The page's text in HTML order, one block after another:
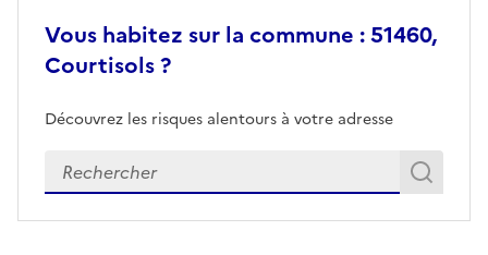
Vous habitez sur la commune : 51460,
Courtisols ?
Découvrez les risques alentours à votre adresse
Veuillez renseigner votre adresse exacte